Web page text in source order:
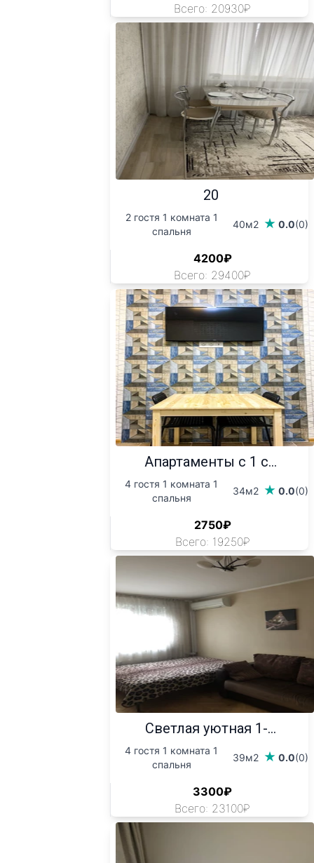
Всего: 20930₽
20
2 гостя 1 комната 1
спальня
40м2 0.0(0)
4200₽
Всего: 29400₽
Апартаменты с 1 с...
4 гостя 1 комната 1
спальня
34м2 0.0(0)
2750₽
Всего: 19250₽
Светлая уютная 1-...
4 гостя 1 комната 1
спальня
39м2 0.0(0)
3300₽
Всего: 23100₽